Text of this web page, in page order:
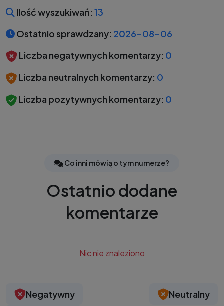
Ilość wyszukiwań: 13
Ostatnio sprawdzany: 2026-08-06
Liczba negatywnych komentarzy: 0
Liczba neutralnych komentarzy: 0
Liczba pozytywnych komentarzy: 0
Co inni mówią o tym numerze?
Ostatnio dodane
komentarze
Nic nie znaleziono
Negatywny
Neutralny